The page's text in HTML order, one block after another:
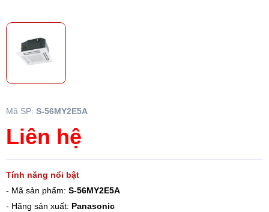
Mã SP: S-56MY2E5A
Liên hệ
Tính năng nổi bật
- Mã sản phẩm: S-56MY2E5A
- Hãng sản xuất: Panasonic